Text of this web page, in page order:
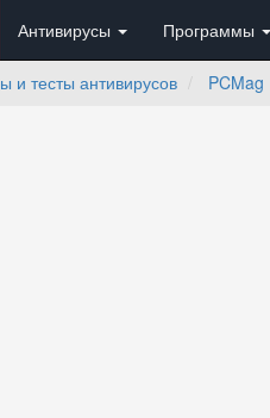
Антивирусы Программы
и тесты антивирусов PCMag